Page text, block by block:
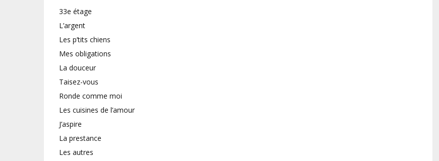
33e étage
L’argent
Les p’tits chiens
Mes obligations
La douceur
Taisez-vous
Ronde comme moi
Les cuisines de l’amour
J’aspire
La prestance
Les autres